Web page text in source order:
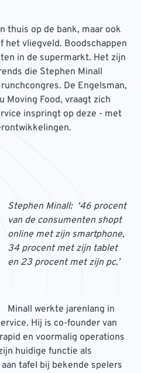
thuis op de bank, maar ook
het vliegveld. Boodschappen
in de supermarkt. Het zijn
die Stephen Minall
De Engelsman,
Moving Food, vraagt zich
inspringt op deze - met
Stephen Minall: ‘46 procent
van de consumenten shopt
online met zijn smartphone,
34 procent met zijn tablet
en 23 procent met zijn pc.’
Minall werkte jarenlang in
Hij is co-founder van
en voormalig operations
huidige functie als
tafel bij bekende spelers